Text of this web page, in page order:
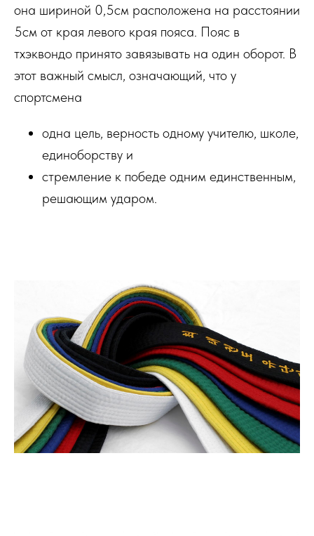
она шириной 0,5см расположена на расстоянии
5см от края левого края пояса. Пояс в
тхэквондо принято завязывать на один оборот. В
этот важный смысл, означающий, что у
спортсмена
одна цель, верность одному учителю, школе,
единоборству и
стремление к победе одним единственным,
решающим ударом.